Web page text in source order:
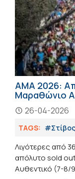
ΑΜΑ 2026:
Μαραθώνιο
26-04-2026
TAGS: #Στίβος
Λιγότερες από
απόλυτο sold
Αυθεντικό (7-8/